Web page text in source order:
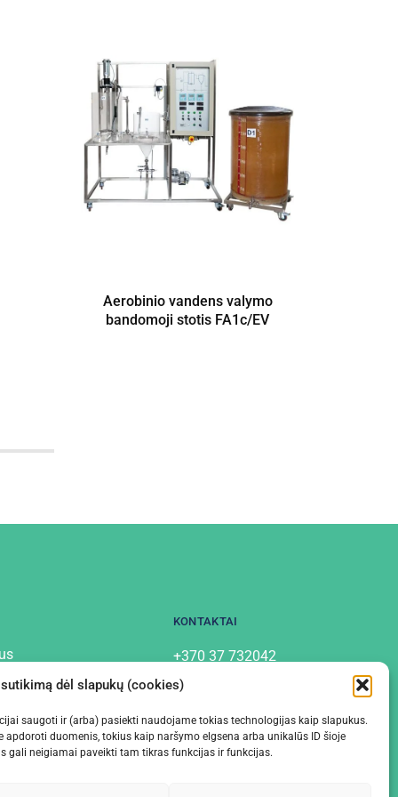
dėl slapukų (cookies)
saugoti ir (arba) pasiekti naudojame tokias technologijas kaip slapukus.
duomenis, tokius kaip naršymo elgsena arba unikalūs ID šioje
gali neigiamai paveikti tam tikras funkcijas ir funkcijas.
Aerobinio vandens valymo
bandomoji stotis FA1c/EV
politika
KONTAKTAI
+370 37 732042
info@labostera.lt